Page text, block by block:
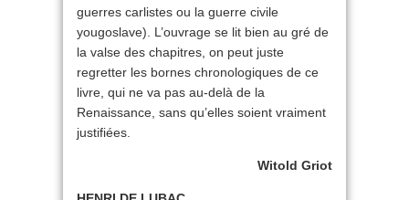
guerres carlistes ou la guerre civile
yougoslave). L’ouvrage se lit bien au gré de
la valse des chapitres, on peut juste
regretter les bornes chronologiques de ce
livre, qui ne va pas au-delà de la
Renaissance, sans qu’elles soient vraiment
justifiées.
Witold Griot